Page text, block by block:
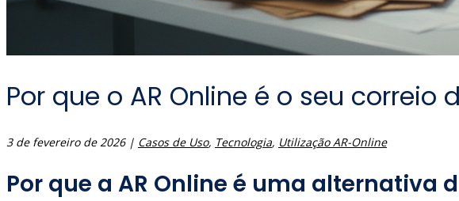
Por que o AR Online é o seu correio
3 de fevereiro de 2026| Casos de Uso, Tecnologia, Utilização AR-Online
Por que a AR Online é uma alternativa